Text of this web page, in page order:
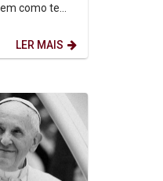
como tema
LER MAIS